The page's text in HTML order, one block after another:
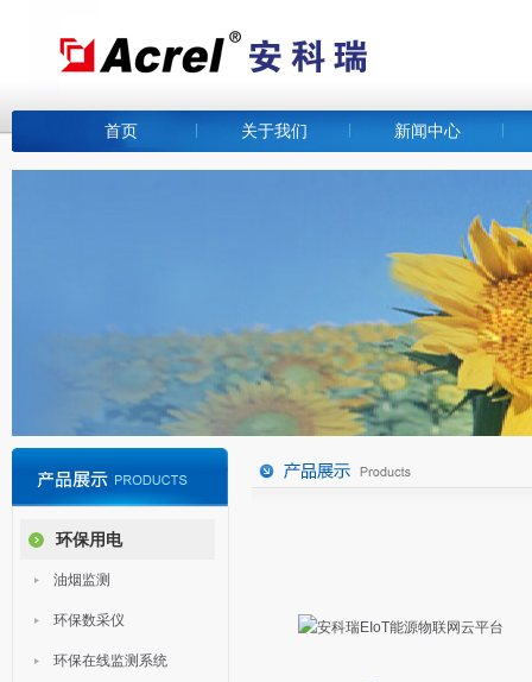
首页 关于我们 新闻中心
环保用电
油烟监测
环保数采仪
环保在线监测系统